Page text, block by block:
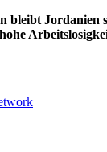
bleibt Jordanien